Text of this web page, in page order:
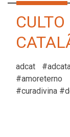
adcat
#curadivina